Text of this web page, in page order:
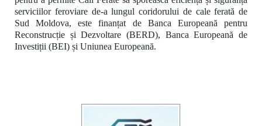
serviciilor feroviare de-a lungul coridorului de cale ferată de
Sud Moldova, este finanțat de Banca Europeană pentru
Reconstrucție și Dezvoltare (BERD), Banca Europeană de
Investiții (BEI) și Uniunea Europeană.